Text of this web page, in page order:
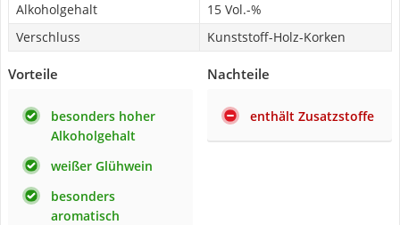
Alkoholgehalt
15 Vol.-%
Verschluss
Kunststoff-Holz-Korken
Vorteile
besonders hoher
Alkoholgehalt
weißer Glühwein
besonders
aromatisch
Nachteile
enthält Zusatzstoffe